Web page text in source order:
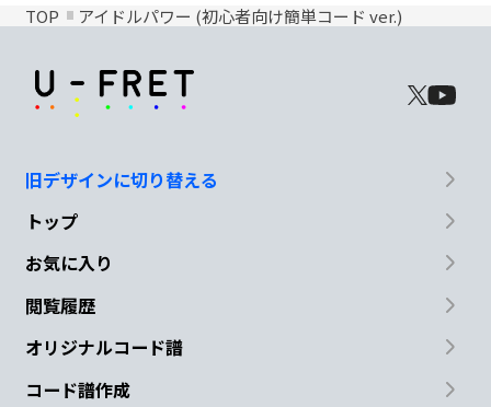
TOP アイドルパワー (初心者向け簡単コード ver.)
旧デザインに切り替える
トップ
お気に入り
閲覧履歴
オリジナルコード譜
コード譜作成